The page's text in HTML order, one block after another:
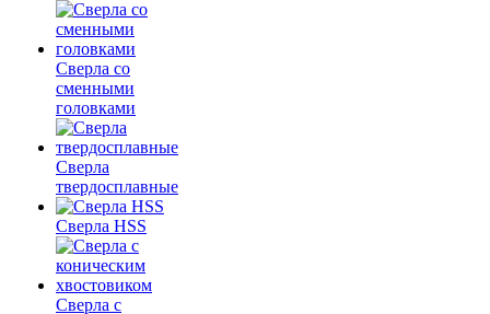
Сверла со
сменными
головками
Сверла
твердосплавные
Сверла HSS
Сверла с